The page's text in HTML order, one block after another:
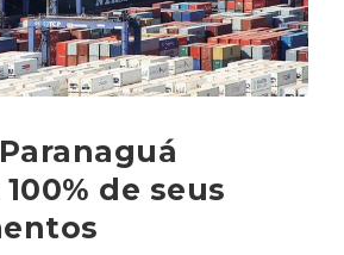
de seus